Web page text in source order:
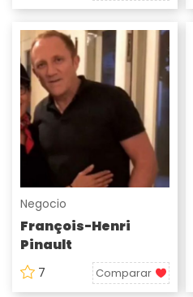
Negocio
François-Henri
Pinault
7 Comparar